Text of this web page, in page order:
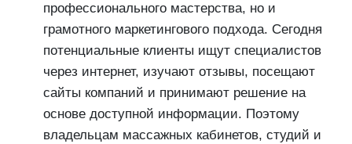
профессионального мастерства, но и
грамотного маркетингового подхода. Сегодня
потенциальные клиенты ищут специалистов
через интернет, изучают отзывы, посещают
сайты компаний и принимают решение на
основе доступной информации. Поэтому
владельцам массажных кабинетов, студий и